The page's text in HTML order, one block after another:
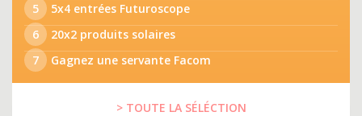
5
5x4 entrées Futuroscope
6
20x2 produits solaires
7
Gagnez une servante Facom
> TOUTE LA SÉLÉCTION